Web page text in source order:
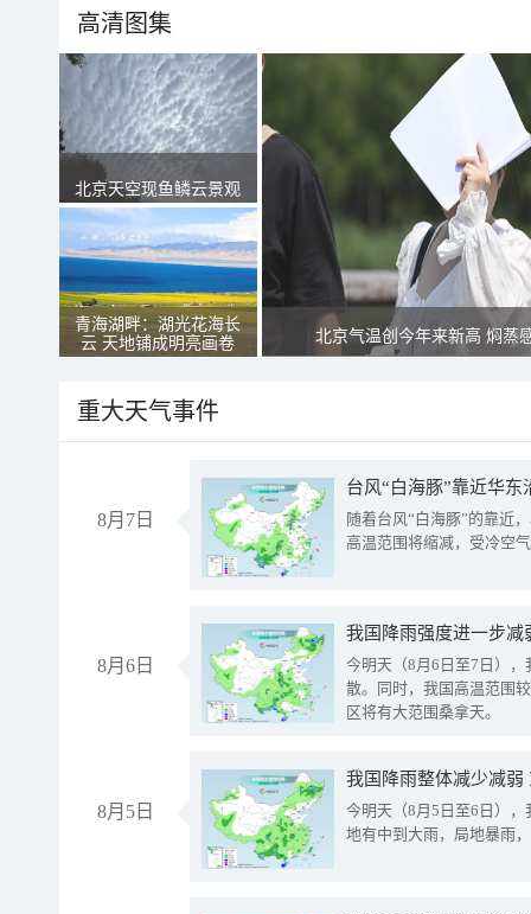
高清图集
北京天空现鱼鳞云景观
青海湖畔：湖光花海长
云 天地铺成明亮画卷
北京气温创今年来新高 焖蒸
重大天气事件
8月7日
台风“白海豚”靠近华
随着台风“白海豚”的靠近
高温范围将缩减，受冷空
8月6日
今明天（8月6日至7日）
散。同时，我国高温范围
区将有大范围桑拿天。
8月5日
我国降雨整体减少减弱
今明天（8月5日至6日）
地有中到大雨，局地暴雨